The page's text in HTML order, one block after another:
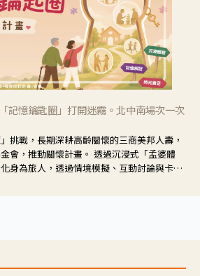
記憶鑰匙圈」打開迷霧。北中南場次一次
挑戰，長期深耕高齡關懷的三商美邦人壽，
懷計畫。 透過沉浸式「孟婆體
身為旅人，透過情境模擬、互動討論與卡牌